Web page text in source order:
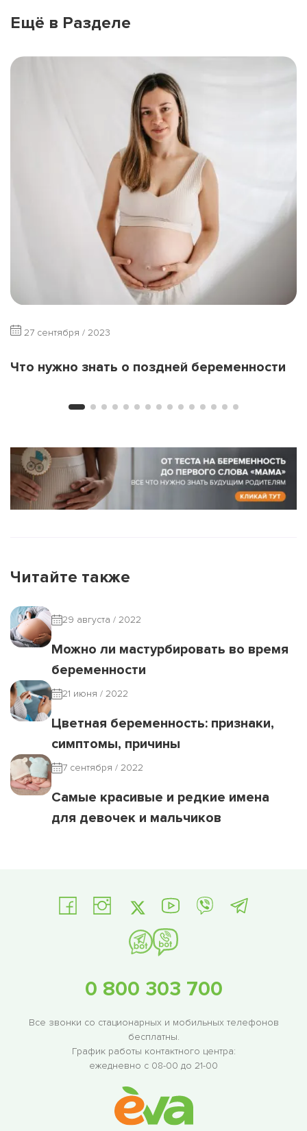
Ещё в Разделе
27 сентября / 2023
Что нужно знать о поздней беременности
Читайте также
29 августа / 2022
Можно ли мастурбировать во время
беременности
21 июня / 2022
Цветная беременность: признаки,
симптомы, причины
7 сентября / 2022
Самые красивые и редкие имена
для девочек и мальчиков
0 800 303 700
Все звонки со стационарных и мобильных телефонов
бесплатны.
График работы контактного центра:
ежедневно с 08-00 до 21-00